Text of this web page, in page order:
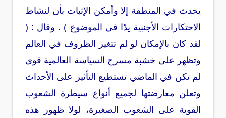
يحدث في المنطقة إلا وأمكن الإثبات بأن لنشاط
الاحتكارات الأجنبية يدًا في الموضوع ) . وقال : (
لقد كان بالإمكان لو لم تتغير الظروف في العالم
وتظهر على خشبة مسرح السياسة العالمية قوى
لم تكن في الماضي تستطيع التأثير على الأحداث
وتعلن معارضتها لجميع أنواع سيطرة الشعوب
القوية على الشعوب الصغيرة، لولا ظهور هذه